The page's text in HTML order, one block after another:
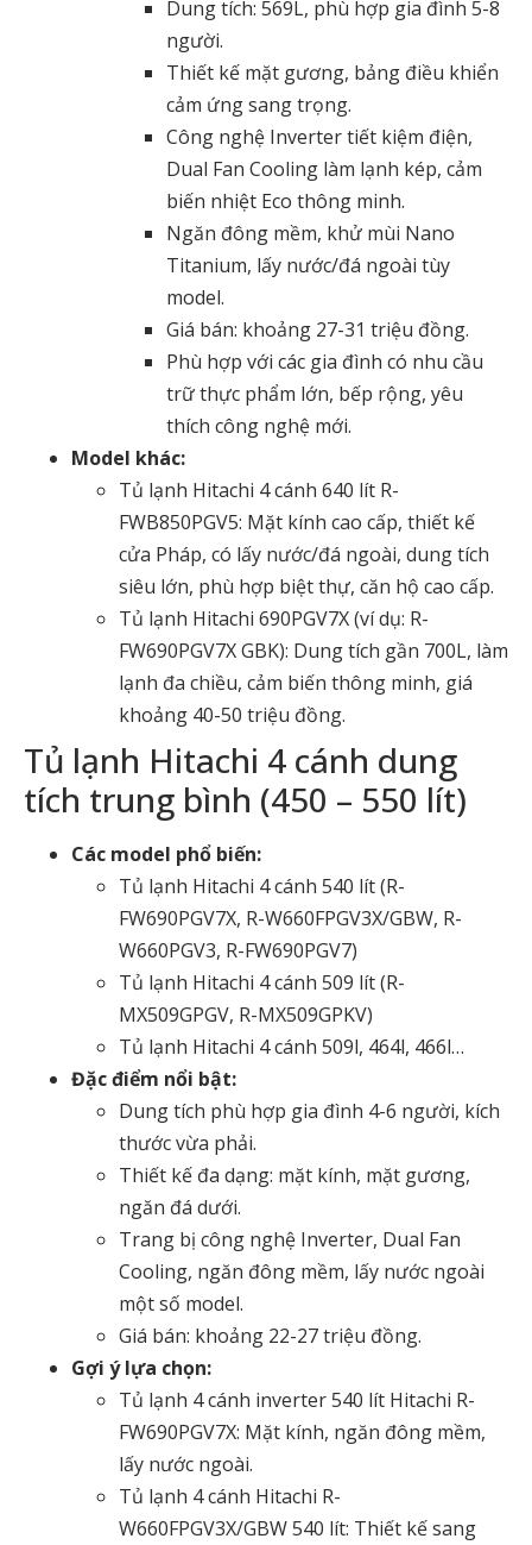
Dung tích: 569L, phù hợp gia đình 5-8
người.
Thiết kế mặt gương, bảng điều khiển
cảm ứng sang trọng.
Công nghệ Inverter tiết kiệm điện,
Dual Fan Cooling làm lạnh kép, cảm
biến nhiệt Eco thông minh.
Ngăn đông mềm, khử mùi Nano
Titanium, lấy nước/đá ngoài tùy
model.
Giá bán: khoảng 27-31 triệu đồng.
Phù hợp với các gia đình có nhu cầu
trữ thực phẩm lớn, bếp rộng, yêu
thích công nghệ mới.
Model khác:
Tủ lạnh Hitachi 4 cánh 640 lít R-
FWB850PGV5: Mặt kính cao cấp, thiết kế
cửa Pháp, có lấy nước/đá ngoài, dung tích
siêu lớn, phù hợp biệt thự, căn hộ cao cấp.
Tủ lạnh Hitachi 690PGV7X(ví dụ: R-
FW690PGV7X GBK): Dung tích gần 700L, làm
lạnh đa chiều, cảm biến thông minh, giá
khoảng 40-50 triệu đồng.
Tủ lạnh Hitachi 4 cánh dung
tích trung bình (450 – 550 lít)
Các model phổ biến:
Tủ lạnh Hitachi 4 cánh 540 lít(R-
FW690PGV7X, R-W660FPGV3X/GBW, R-
W660PGV3, R-FW690PGV7)
Tủ lạnh Hitachi 4 cánh 509 lít(R-
MX509GPGV, R-MX509GPKV)
Tủ lạnh Hitachi 4 cánh 509l, 464l, 466l…
Đặc điểm nổi bật:
Dung tích phù hợp gia đình 4-6 người, kích
thước vừa phải.
Thiết kế đa dạng: mặt kính, mặt gương,
ngăn đá dưới.
Trang bị công nghệ Inverter, Dual Fan
Cooling, ngăn đông mềm, lấy nước ngoài
một số model.
Giá bán: khoảng 22-27 triệu đồng.
Gợi ý lựa chọn:
Tủ lạnh 4 cánh inverter 540 lít Hitachi R-
FW690PGV7X: Mặt kính, ngăn đông mềm,
lấy nước ngoài.
Tủ lạnh 4 cánh Hitachi R-
W660FPGV3X/GBW 540 lít: Thiết kế sang